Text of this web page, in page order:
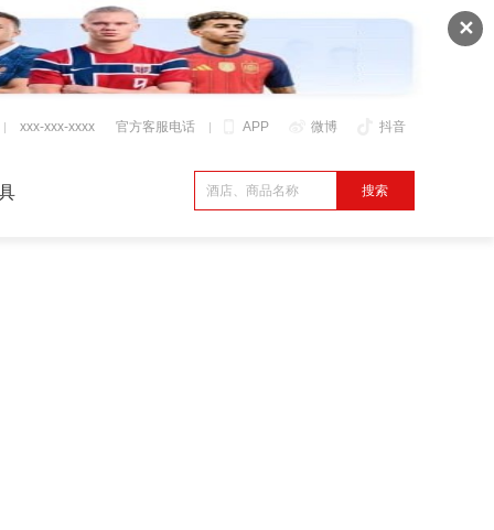
✕
APP 微博 抖音
xxx-xxx-xxxx 官方客服电话